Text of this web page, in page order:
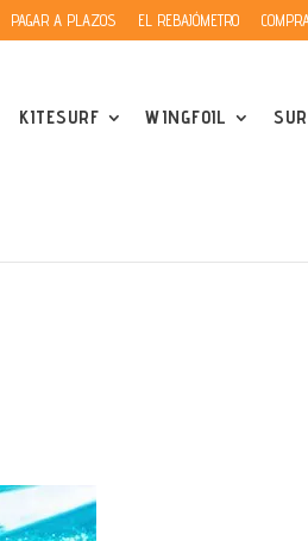
PAGAR A PLAZOS EL REBAJÓMETRO
KITESURF WINGFOIL